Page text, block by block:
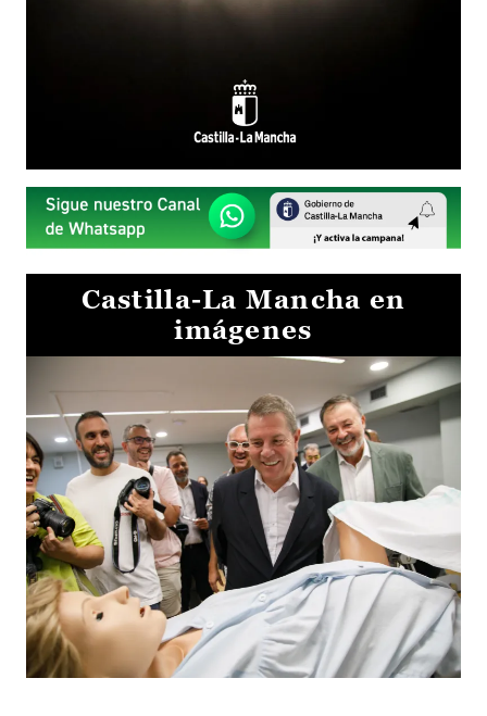
Castilla-La Mancha en
imágenes